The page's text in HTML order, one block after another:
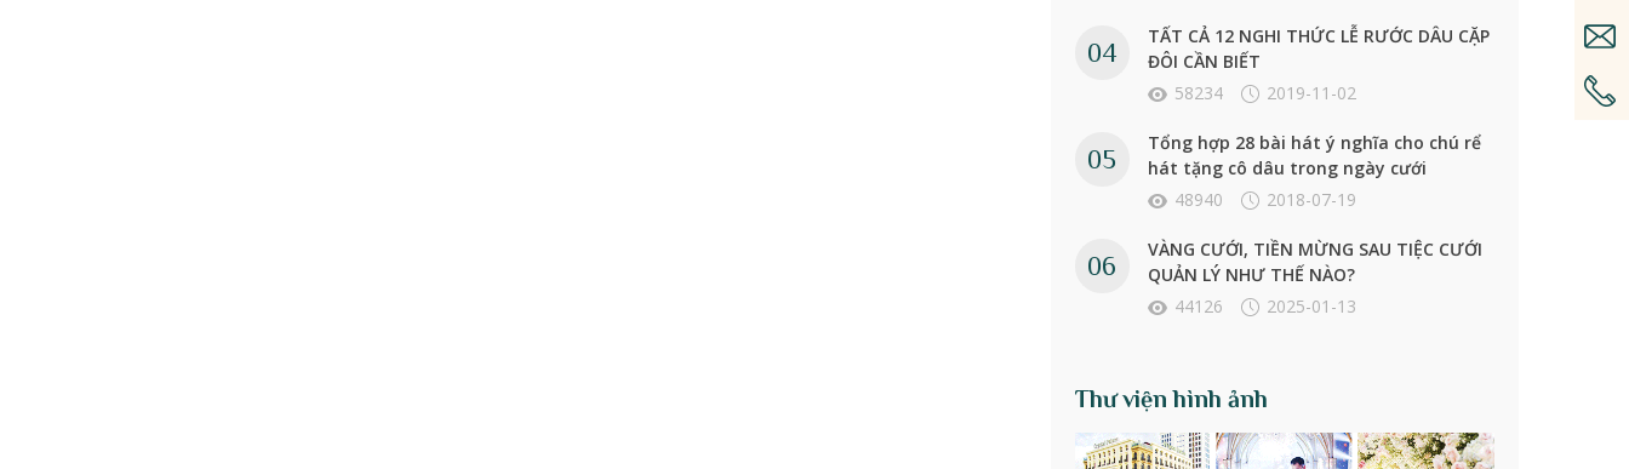
TẤT CẢ 12 NGHI THỨC LỄ RƯỚC DÂU CẶP
ĐÔI CẦN BIẾT
58234
2019-11-02
Tổng hợp 28 bài hát ý nghĩa cho chú rể
hát tặng cô dâu trong ngày cưới
48940
2018-07-19
VÀNG CƯỚI, TIỀN MỪNG SAU TIỆC CƯỚI
QUẢN LÝ NHƯ THẾ NÀO?
44126
2025-01-13
Thư viện hình ảnh